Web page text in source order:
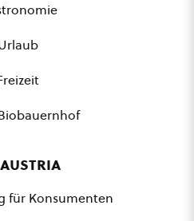
für Konsumenten